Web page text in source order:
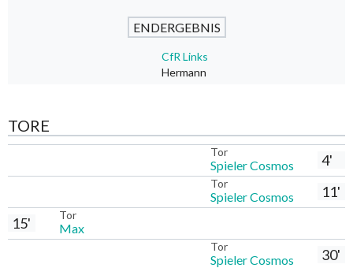
ENDERGEBNIS
CfR Links
Hermann
TORE
4'
Tor
Spieler Cosmos
11'
Tor
Spieler Cosmos
Tor
Max
15'
30'
Tor
Spieler Cosmos